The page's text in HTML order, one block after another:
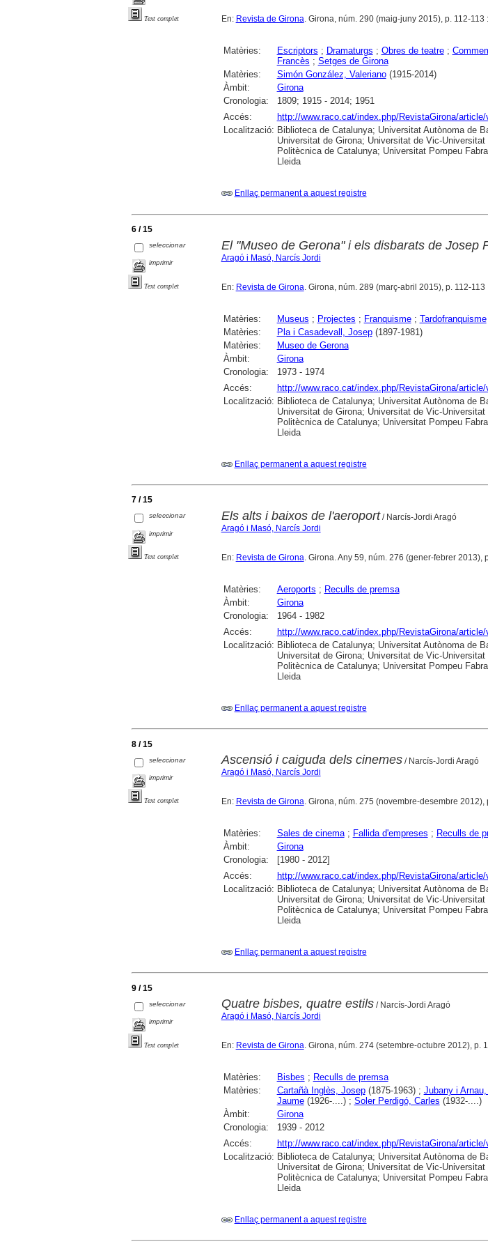
Text complet En: Revista de Girona. Girona, núm. 290 (maig-juny 2015), p. 112-113
Matèries: Escriptors ; Dramaturgs ; Obres de teatre;
Francès ; Setges de Girona
Matèries:
Simón González, Valeriano(1915-2014)
Àmbit:
Girona
Cronologia:
1809; 1915 - 2014; 1951
Accés:
http://www.raco.cat/index.php/RevistaGirona/
Localització: Biblioteca de Catalunya; Universitat Autònoma de
Universitat de Girona; Universitat de Vic-
Politècnica de Catalunya; Universitat Pompeu
Lleida
Enllaç permanent a aquest registre
6 / 15
seleccionar
imprimir
Text complet
El "Museo de Gerona" i els disbarats de Josep
Aragó i Masó, Narcís Jordi
En: Revista de Girona . Girona, núm. 289 (març-abril 2015), p. 112-113
Matèries: Museus ; Projectes ; Franquisme; Tardofranquisme
Matèries:
Pla i Casadevall, Josep(1897-1981)
Matèries:
Museo de Gerona
Àmbit:
Girona
Cronologia:
1973 - 1974
Accés:
http://www.raco.cat/index.php/RevistaGirona/article/
Localització: Biblioteca de Catalunya; Universitat Autònoma de
Universitat de Girona; Universitat de Vic-
Politècnica de Catalunya; Universitat Pompeu
Lleida
Enllaç permanent a aquest registre
7 / 15
seleccionar
imprimir
Text complet
Els alts i baixos de l'aeroport/ Narcís-Jordi Aragó
Aragó i Masó, Narcís Jordi
En: Revista de Girona . Girona. Any 59, núm. 276 (gener-febrer 2013),
Matèries: Aeroports ; Reculls de premsa
Àmbit:
Girona
Cronologia:
1964 - 1982
Accés:
http://www.raco.cat/index.php/RevistaGirona/article/
Localització: Biblioteca de Catalunya; Universitat Autònoma de
Universitat de Girona; Universitat de Vic-
Politècnica de Catalunya; Universitat Pompeu
Lleida
Enllaç permanent a aquest registre
8 / 15
seleccionar
imprimir
Text complet
Ascensió i caiguda dels cinemes/ Narcís-Jordi Aragó
Aragó i Masó, Narcís Jordi
En: Revista de Girona . Girona, núm. 275 (novembre-desembre 2012),
Matèries: Sales de cinema; Fallida d'empreses ; Reculls de
Àmbit:
Girona
Cronologia:
[1980 - 2012]
Accés:
http://www.raco.cat/index.php/RevistaGirona/
Localització: Biblioteca de Catalunya; Universitat Autònoma de
Universitat de Girona; Universitat de Vic-
Politècnica de Catalunya; Universitat Pompeu
Lleida
Enllaç permanent a aquest registre
9 / 15
seleccionar
imprimir
Text complet
Quatre bisbes, quatre estils/ Narcís-Jordi Aragó
Aragó i Masó, Narcís Jordi
En: Revista de Girona. Girona, núm. 274 (setembre-octubre 2012), p.
Matèries: Bisbes ; Reculls de premsa
Matèries:
Cartañà Inglès, Josep(1875-1963) ; Jubany i
Jaume(1926-....) ; Soler Perdigó, Carles (1932-....)
Àmbit:
Girona
Cronologia:
1939 - 2012
Accés:
http://www.raco.cat/index.php/RevistaGirona/
Localització: Biblioteca de Catalunya; Universitat Autònoma de
Universitat de Girona; Universitat de Vic-
Politècnica de Catalunya; Universitat Pompeu
Lleida
Enllaç permanent a aquest registre